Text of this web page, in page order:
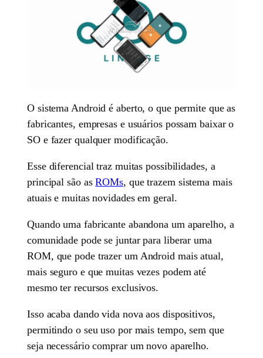
O sistema Android é aberto, o que permite que as
fabricantes, empresas e usuários possam baixar o
SO e fazer qualquer modificação.
Esse diferencial traz muitas possibilidades, a
principal são asROMs, que trazem sistema mais
atuais e muitas novidades em geral.
Quando uma fabricante abandona um aparelho, a
comunidade pode se juntar para liberar uma
ROM, que pode trazer um Android mais atual,
mais seguro e que muitas vezes podem até
mesmo ter recursos exclusivos.
Isso acaba dando vida nova aos dispositivos,
permitindo o seu uso por mais tempo, sem que
seja necessário comprar um novo aparelho.